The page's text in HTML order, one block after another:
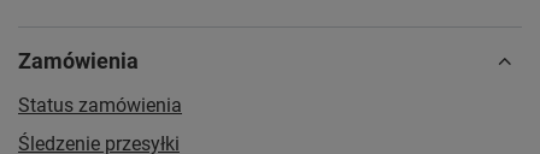
Zamówienia
Status zamówienia
Śledzenie przesyłki